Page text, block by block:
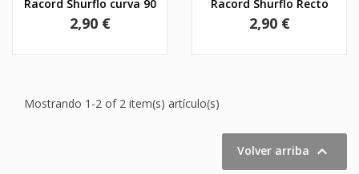
Racord Shurflo curva 90
Precio
2,90 €
Racord Shurflo Recto
Precio
2,90 €
Mostrando 1-2 of 2 item(s) artículo(s)
Volver arriba 